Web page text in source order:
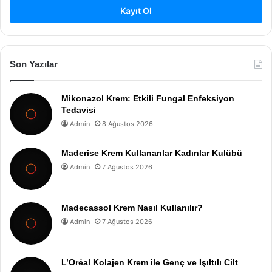
Kayıt Ol
Son Yazılar
Mikonazol Krem: Etkili Fungal Enfeksiyon
Tedavisi
Admin 8 Ağustos 2026
Maderise Krem Kullananlar Kadınlar Kulübü
Admin 7 Ağustos 2026
Madecassol Krem Nasıl Kullanılır?
Admin 7 Ağustos 2026
L’Oréal Kolajen Krem ile Genç ve Işıltılı Cilt